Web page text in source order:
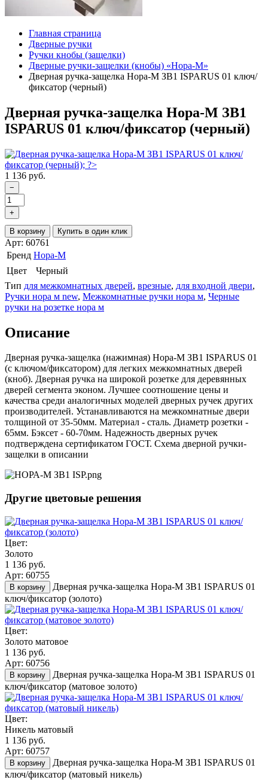
Главная страница
Дверные ручки
Ручки кнобы (защелки)
Дверные ручки-защелки (кнобы) «Нора-М»
Дверная ручка-защелка Нора-М ЗВ1 ISPARUS 01 ключ/
фиксатор (черный)
Дверная ручка-защелка Нора-М ЗВ1
ISPARUS 01 ключ/фиксатор (черный)
1 136 руб.
−
+
В корзину Купить в один клик
Арт: 60761
Бренд Нора-М
Цвет
Черный
Тип для межкомнатных дверей, врезные, для входной двери,
Ручки нора м new, Межкомнатные ручки нора м, Черные
ручки на розетке нора м
Описание
Дверная ручка-защелка (нажимная) Нора-М ЗВ1 ISPARUS 01
(с ключом/фиксатором) для легких межкомнатных дверей
(кноб). Дверная ручка на широкой розетке для деревянных
дверей сегмента эконом. Лучшее соотношение цены и
качества среди аналогичных моделей дверных ручек других
производителей. Устанавливаются на межкомнатные двери
толщиной от 35-50мм. Материал - сталь. Диаметр розетки -
65мм. Бэксет - 60-70мм. Надежность дверных ручек
подтверждена сертификатом ГОСТ. Схема дверной ручки-
защелки в описании
Другие цветовые решения
Цвет:
Золото
1 136 руб.
Арт: 60755
В корзину
Дверная ручка-защелка Нора-М ЗВ1 ISPARUS 01
ключ/фиксатор (золото)
Цвет:
Золото матовое
1 136 руб.
Арт: 60756
В корзину
Дверная ручка-защелка Нора-М ЗВ1 ISPARUS 01
ключ/фиксатор (матовое золото)
Цвет:
Никель матовый
1 136 руб.
Арт: 60757
В корзину
Дверная ручка-защелка Нора-М ЗВ1 ISPARUS 01
ключ/фиксатор (матовый никель)